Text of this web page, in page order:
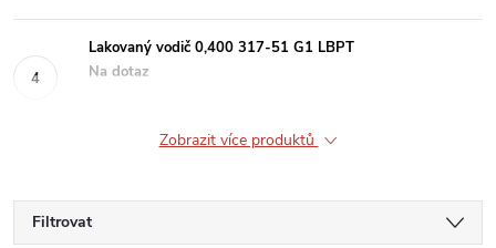
Lakovaný vodič 0,400 317-51 G1 LBPT
Na dotaz
Zobrazit více produktů
Filtrovat